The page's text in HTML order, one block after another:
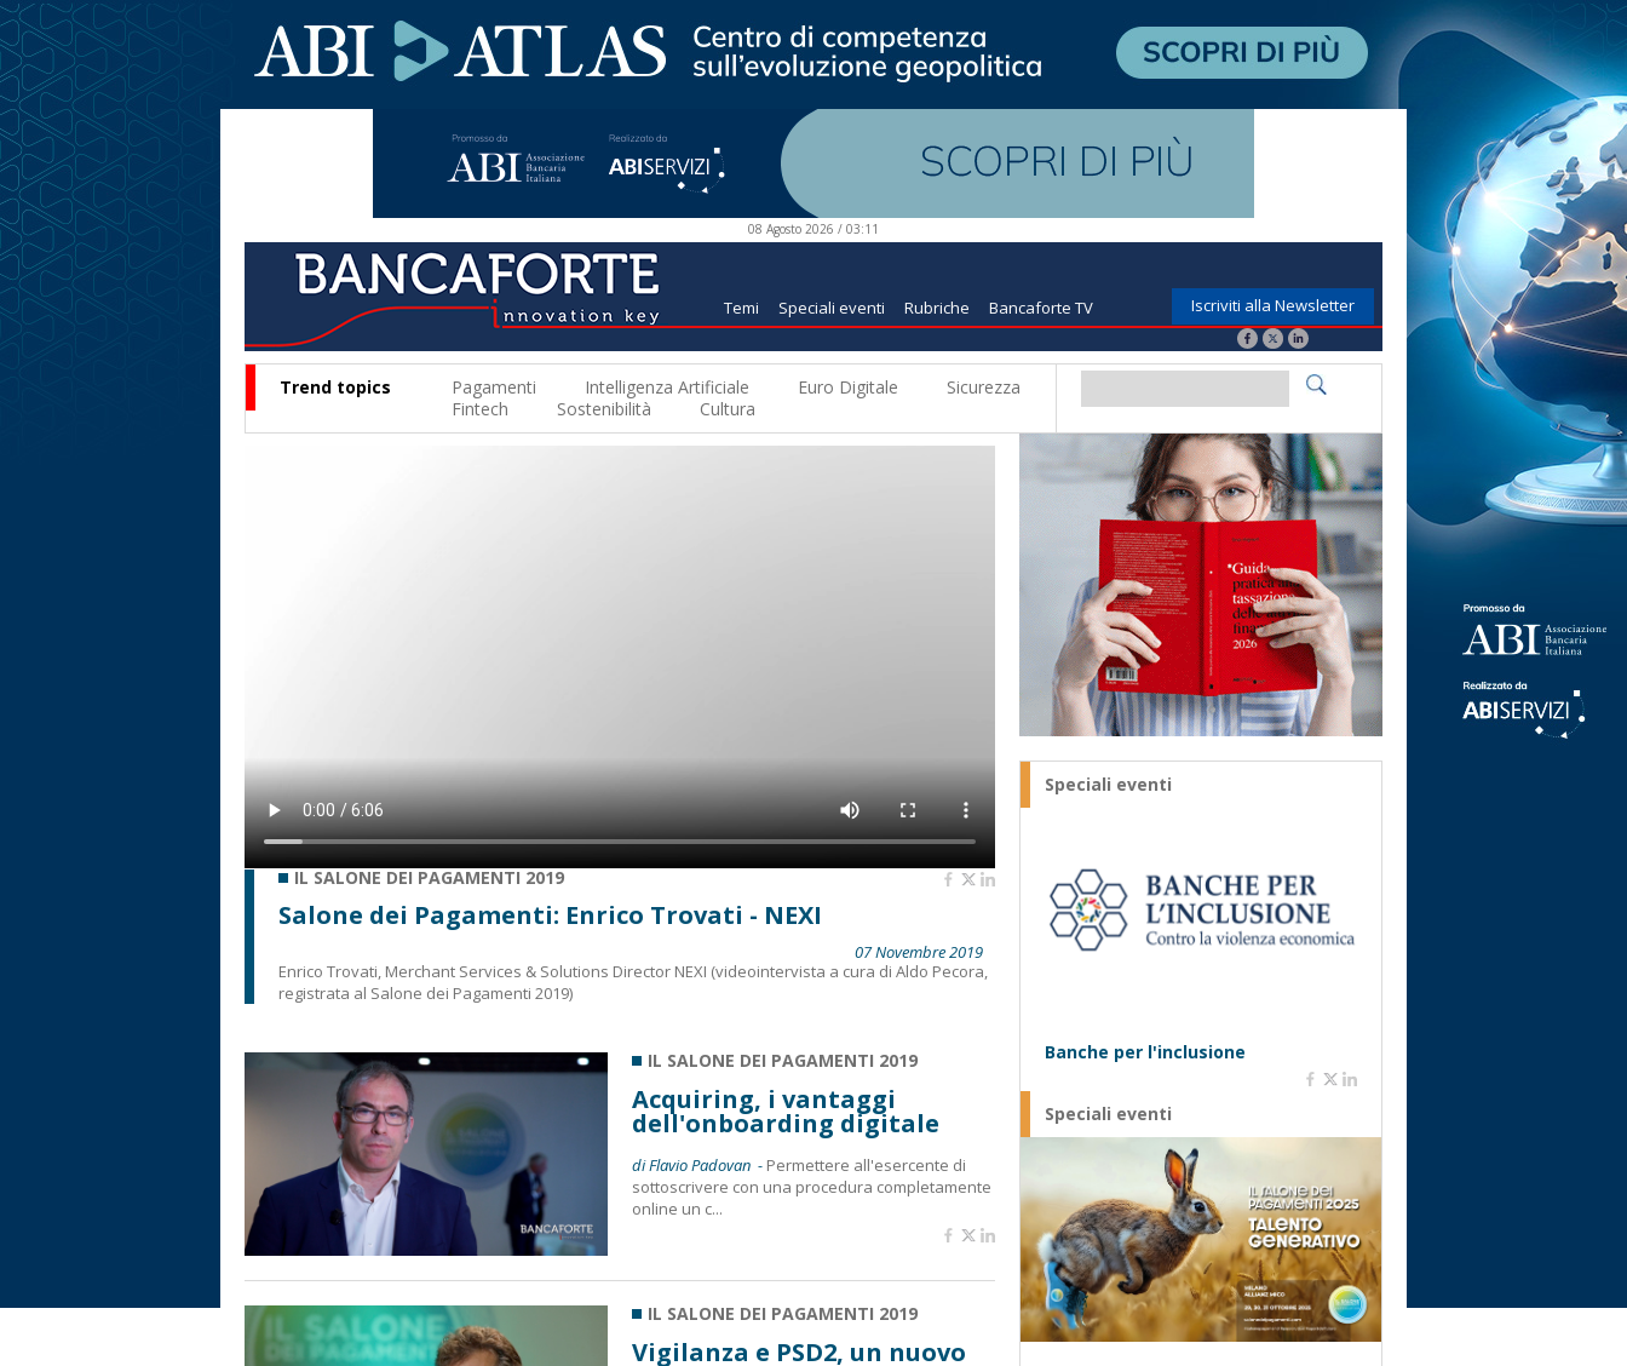
08 Agosto 2026 / 03:11
Temi Speciali eventi Rubriche Bancaforte TV Iscriviti alla Newsletter
Trend topics Pagamenti Intelligenza Artificiale Euro Digitale
Sicurezza
Fintech
Sostenibilità Cultura
IL SALONE DEI PAGAMENTI 2019
Salone dei Pagamenti: Enrico Trovati - NEXI
07 Novembre 2019
Enrico Trovati, Merchant Services & Solutions Director NEXI (videointervista a cura di Aldo Pecora,
registrata al Salone dei Pagamenti 2019)
IL SALONE DEI PAGAMENTI 2019
Acquiring, i vantaggi
dell'onboarding digitale
di Flavio Padovan - Permettere all'esercente di
sottoscrivere con una procedura completamente
online un c...
IL SALONE DEI PAGAMENTI 2019
Vigilanza e PSD2, un nuovo
Speciali eventi
Banche per l'inclusione
Speciali eventi